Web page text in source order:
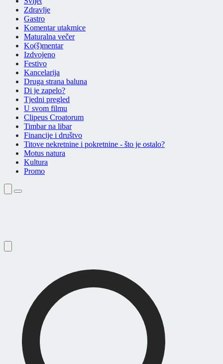
Zdravlje
Gastro
Komentar utakmice
Maturalna večer
Ko(š)mentar
Izdvojeno
Festivo
Kancelarija
Druga strana baluna
Di je zapelo?
Tjedni pregled
U svom filmu
Clipeus Croatorum
Timbar na libar
Financije i društvo
Titove nekretnine i pokretnine - što je ostalo?
Motus natura
Kultura
Promo